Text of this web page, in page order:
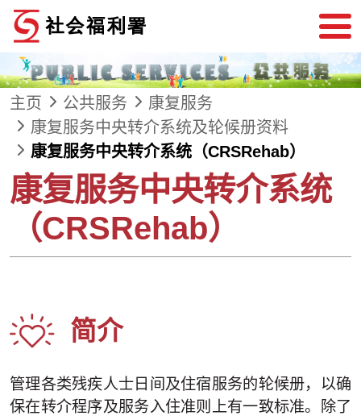
跳到内容
主页 公共服务
康复服务
康复服务中央转介系统及轮候册资料
康复服务中央转介系统（CRSRehab）
康复服务中央转介系统
（CRSRehab）
简介
管理各类残疾人士日间及住宿服务的轮候册，以确
保在转介程序及服务入住准则上有一致标准。除了